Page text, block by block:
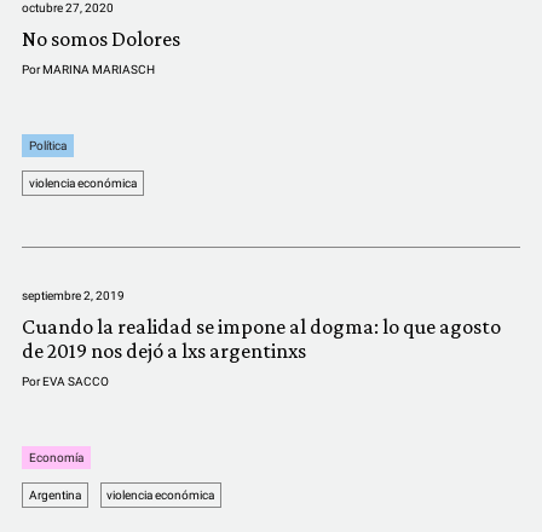
PRODUCTOS
QUIÉNES SOMOS
octubre 27, 2020
No somos Dolores
PorMARINA MARIASCH
Política
violencia económica
septiembre 2, 2019
Cuando la realidad se impone al dogma: lo que agosto
de 2019 nos dejó a lxs argentinxs
PorEVA SACCO
Economía
Argentina violencia económica